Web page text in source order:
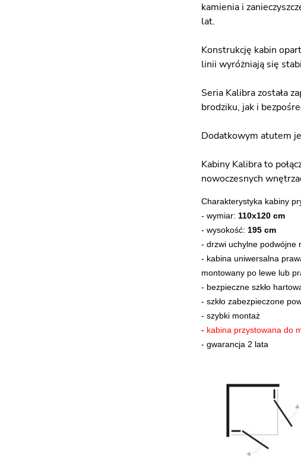
kamienia i
lat.
Konstrukcję kabin
linii wyróżniają się
Seria Kalibra została
brodziku, jak i
Dodatkowym atutem
Kabiny Kalibra to
nowoczesnych
Charakterystyka kabiny
- wymiar: 110x120 cm
- wysokość: 195 cm
- drzwi uchylne podwójne
- kabina uniwersalna
montowany po lewe lub
- bezpieczne szkło
- szkło zabezpieczone
- szybki montaż
- kabina przystowana do
- gwarancja 2 lata